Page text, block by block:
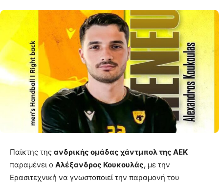
Παίκτης της ανδρικής ομάδας χάντμπολ της ΑΕΚ
παραμένει ο Αλέξανδρος Κουκουλάς, με την
Ερασιτεχνική να γνωστοποιεί την παραμονή του